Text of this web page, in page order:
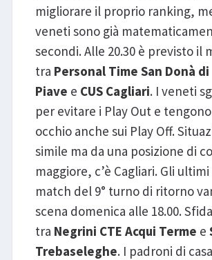
migliorare il proprio ranking,
veneti sono già
secondi. Alle 20.30 è previsto il
tra Personal Time San Donà di
Piave e CUS Cagliari. I veneti
per evitare i Play Out e
occhio anche sui Play Off.
simile ma da una posizione di
maggiore, c’è Cagliari. Gli
match del 9° turno di ritorno
scena domenica alle 18.00.
tra Negrini CTE Acqui Terme e
Trebaseleghe. I padroni di